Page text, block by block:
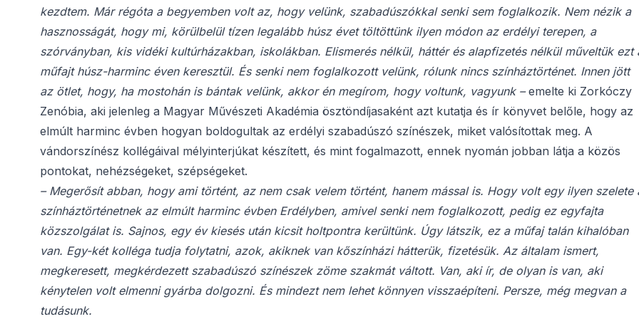
kezdtem. Már régóta a begyemben volt az, hogy velünk, szabadúszókkal senki sem foglalkozik. Nem nézik a
hasznosságát, hogy mi, körülbelül tízen legalább húsz évet töltöttünk ilyen módon az erdélyi terepen, a
szórványban, kis vidéki kultúrházakban, iskolákban. Elismerés nélkül, háttér és alapfizetés nélkül műveltük ezt
műfajt húsz-harminc éven keresztül. És senki nem foglalkozott velünk, rólunk nincs színháztörténet. Innen jött
az ötlet, hogy, ha mostohán is bántak velünk, akkor én megírom, hogy voltunk, vagyunk –emelte ki Zorkóczy
Zenóbia, aki jelenleg a Magyar Művészeti Akadémia ösztöndíjasaként azt kutatja és ír könyvet belőle, hogy az
elmúlt harminc évben hogyan boldogultak az erdélyi szabadúszó színészek, miket valósítottak meg. A
vándorszínész kollégáival mélyinterjúkat készített, és mint fogalmazott, ennek nyomán jobban látja a közös
pontokat, nehézségeket, szépségeket.
– Megerősít abban, hogy ami történt, az nem csak velem történt, hanem mással is. Hogy volt egy ilyen szelete
színháztörténetnek az elmúlt harminc évben Erdélyben, amivel senki nem foglalkozott, pedig ez egyfajta
közszolgálat is. Sajnos, egy év kiesés után kicsit holtpontra kerültünk. Úgy látszik, ez a műfaj talán kihalóban
van. Egy-két kolléga tudja folytatni, azok, akiknek van kőszínházi hátterük, fizetésük. Az általam ismert,
megkeresett, megkérdezett szabadúszó színészek zöme szakmát váltott. Van, aki ír, de olyan is van, aki
kénytelen volt elmenni gyárba dolgozni. És mindezt nem lehet könnyen visszaépíteni. Persze, még megvan a
tudásunk.